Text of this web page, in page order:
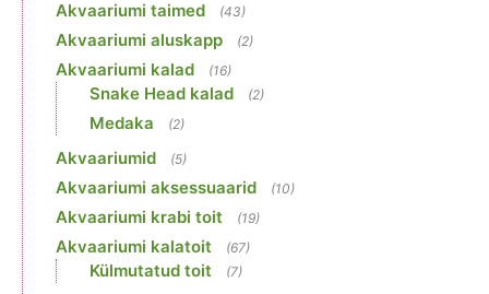
Akvaariumi taimed (43)
Akvaariumi aluskapp (2)
Akvaariumi kalad (16)
Snake Head kalad (2)
Medaka (2)
Akvaariumid (5)
Akvaariumi aksessuaarid (10)
Akvaariumi krabi toit (19)
Akvaariumi kalatoit (67)
Külmutatud toit (7)